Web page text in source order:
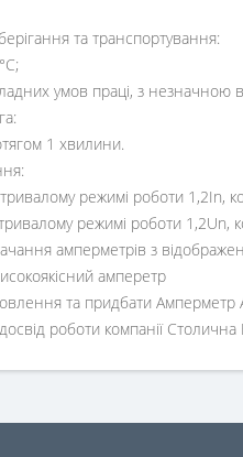
та транспортування:
умов праці, з незначною
1 хвилини.
режимі роботи 1,2In,
режимі роботи 1,2Un,
амперметрів з
амперетр
та придбати Амперметр
роботи компанії Столична